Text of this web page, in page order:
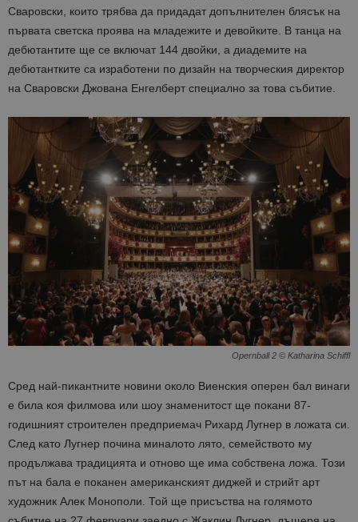
Сваровски, които трябва да придадат допълнителен блясък на
първата светска проява на младежите и девойките. В танца на
дебютантите ще се включат 144 двойки, а диадемите на
дебютантките са изработени по дизайн на творческия директор
на Сваровски Джована Енгелберт специално за това събитие.
Opernball 2 © Katharina Schiffl
Сред най-пикантните новини около Виенския оперен бал винаги
е била коя филмова или шоу знаменитост ще покани 87-
годишният строителен предприемач Рихард Лугнер в ложата си.
След като Лугнер почина миналото лято, семейството му
продължава традицията и отново ще има собствена ложа. Този
път на бала е поканен американският диджей и стрийт арт
художник Алек Монополи. Той ще присъства на голямото